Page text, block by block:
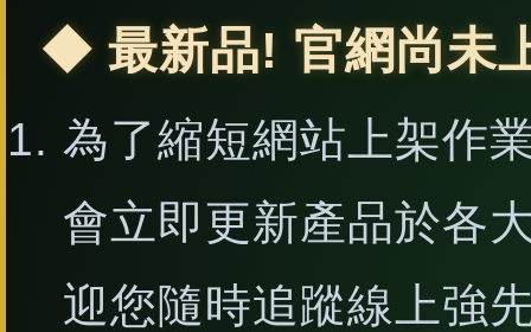
◆ 最新品! 官網尚未
為了縮短網站上架作
會立即更新產品於各
迎您隨時追蹤線上強